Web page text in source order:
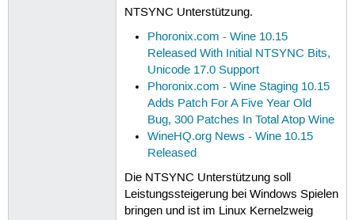
NTSYNC Unterstützung.
Phoronix.com - Wine 10.15
Released With Initial NTSYNC Bits,
Unicode 17.0 Support
Phoronix.com - Wine Staging 10.15
Adds Patch For A Five Year Old
Bug, 300 Patches In Total Atop Wine
WineHQ.org News - Wine 10.15
Released
Die NTSYNC Unterstützung soll
Leistungssteigerung bei Windows Spielen
bringen und ist im Linux Kernelzweig